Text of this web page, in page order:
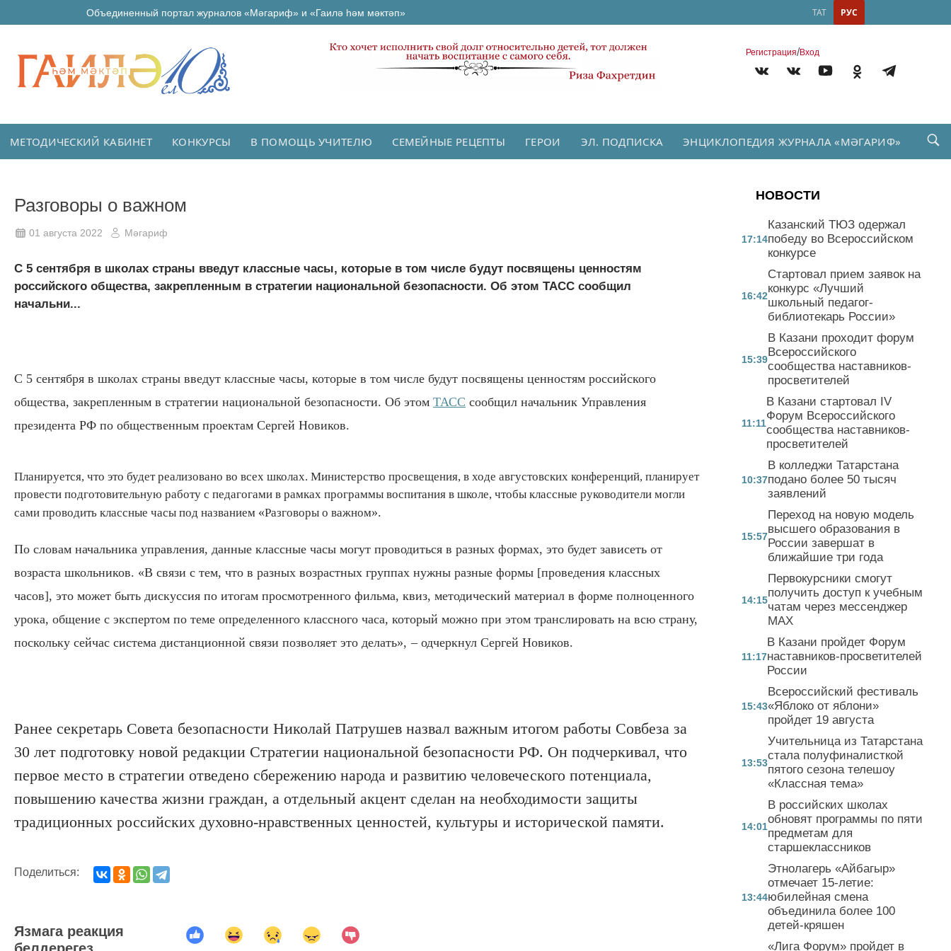
Объединенный портал журналов «Мәгариф» и «Гаилә һәм мәктәп» РУС
ТАТ
Регистрация/Вход
МЕТОДИЧЕСКИЙ КАБИНЕТ КОНКУРСЫ В ПОМОЩЬ УЧИТЕЛЮ СЕМЕЙНЫЕ РЕЦЕПТЫ ГЕРОИ ЭЛ. ПОДПИСКА ЭНЦИКЛОПЕДИЯ ЖУРНАЛА «МӘГАРИФ»
Разговоры о важном
01 августа 2022 Мәгариф
С 5 сентября в школах страны введут классные часы, которые в том числе будут посвящены ценностям
российского общества, закрепленным в стратегии национальной безопасности. Об этом ТАСС сообщил
начальни...
С 5 сентября в школах страны введут классные часы, которые в том числе будут посвящены ценностям российского
общества, закрепленным в стратегии национальной безопасности. Об этом ТАСС сообщил начальник Управления
президента РФ по общественным проектам Сергей Новиков.
Планируется, что это будет реализовано во всех школах. Министерство просвещения, в ходе августовских конференций, планирует
провести подготовительную работу с педагогами в рамках программы воспитания в школе, чтобы классные руководители могли
сами проводить классные часы под названием «Разговоры о важном».
По словам начальника управления, данные классные часы могут проводиться в разных формах, это будет зависеть от
возраста школьников. «В связи с тем, что в разных возрастных группах нужны разные формы [проведения классных
часов], это может быть дискуссия по итогам просмотренного фильма, квиз, методический материал в форме полноценного
урока, общение с экспертом по теме определенного классного часа, который можно при этом транслировать на всю страну,
поскольку сейчас система дистанционной связи позволяет это делать», – одчеркнул Сергей Новиков.
Ранее секретарь Совета безопасности Николай Патрушев назвал важным итогом работы Совбеза за
30 лет подготовку новой редакции Стратегии национальной безопасности РФ. Он подчеркивал, что
первое место в стратегии отведено сбережению народа и развитию человеческого потенциала,
повышению качества жизни граждан, а отдельный акцент сделан на необходимости защиты
традиционных российских духовно-нравственных ценностей, культуры и исторической памяти.
Поделиться:
Язмага реакция
белдерегез
НОВОСТИ
17:14
Казанский ТЮЗ одержал
победу во Всероссийском
конкурсе
16:42
Стартовал прием заявок на
конкурс «Лучший
школьный педагог-
библиотекарь России»
15:39
В Казани проходит форум
Всероссийского
сообщества наставников-
просветителей
11:11
В Казани стартовал IV
Форум Всероссийского
сообщества наставников-
просветителей
10:37
В колледжи Татарстана
подано более 50 тысяч
заявлений
15:57
Переход на новую модель
высшего образования в
России завершат в
ближайшие три года
14:15
Первокурсники смогут
получить доступ к учебным
чатам через мессенджер
MAX
11:17
В Казани пройдет Форум
наставников-просветителей
России
15:43
Всероссийский фестиваль
«Яблоко от яблони»
пройдет 19 августа
13:53
Учительница из Татарстана
стала полуфиналисткой
пятого сезона телешоу
«Классная тема»
14:01
В российских школах
обновят программы по пяти
предметам для
старшеклассников
13:44
Этнолагерь «Айбагыр»
отмечает 15-летие:
юбилейная смена
объединила более 100
детей-кряшен
«Лига Форум» пройдет в